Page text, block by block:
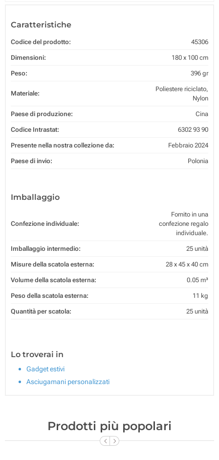
Caratteristiche
Codice del prodotto: 45306
Dimensioni: 180 x 100 cm
Peso: 396 gr
Materiale:
Poliestere riciclato,
Nylon
Paese di produzione: Cina
Codice Intrastat: 6302 93 90
Presente nella nostra collezione da: Febbraio 2024
Paese di invio: Polonia
Imballaggio
Confezione individuale:
Fornito in una
confezione regalo
individuale.
Imballaggio intermedio: 25 unità
Misure della scatola esterna: 28 x 45 x 40 cm
Volume della scatola esterna: 0.05 m³
Peso della scatola esterna: 11 kg
Quantità per scatola: 25 unità
Lo troverai in
Gadget estivi
Asciugamani personalizzati
Prodotti più popolari